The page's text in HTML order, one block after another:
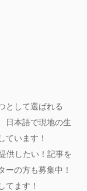
として選ばれる
日本語で現地の生
ています！
供したい！記事を
ーの方も募集中！
てます！